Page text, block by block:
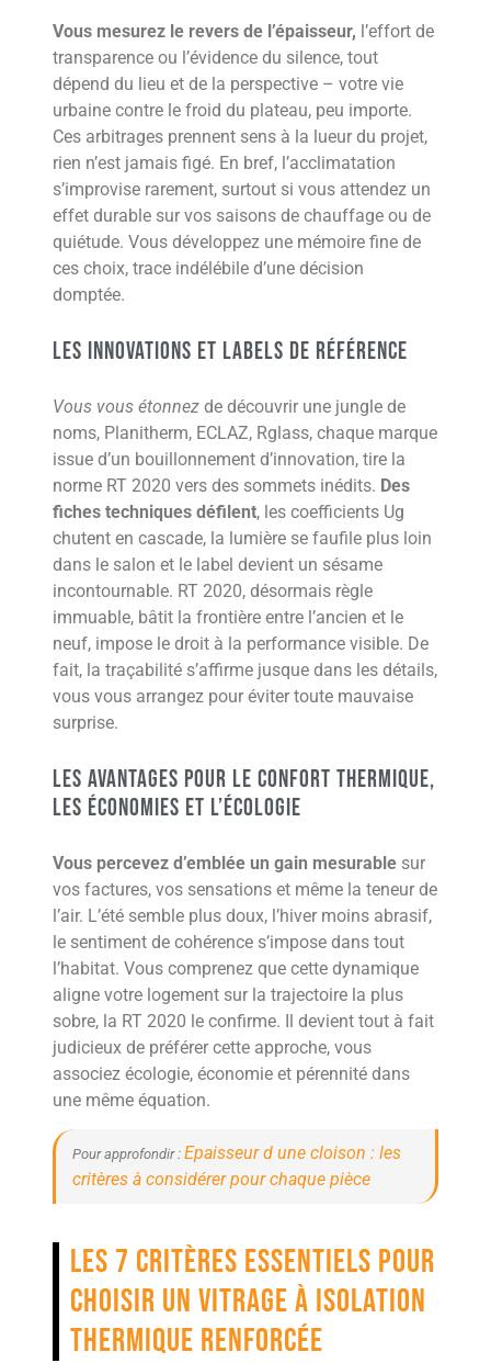
Vous mesurez le revers de l’épaisseur, l’effort de
transparence ou l’évidence du silence, tout
dépend du lieu et de la perspective – votre vie
urbaine contre le froid du plateau, peu importe.
Ces arbitrages prennent sens à la lueur du projet,
rien n’est jamais figé. En bref, l’acclimatation
s’improvise rarement, surtout si vous attendez un
effet durable sur vos saisons de chauffage ou de
quiétude. Vous développez une mémoire fine de
ces choix, trace indélébile d’une décision
domptée.
Les innovations et labels de référence
Vous vous étonnez de découvrir une jungle de
noms, Planitherm, ECLAZ, Rglass, chaque marque
issue d’un bouillonnement d’innovation, tire la
norme RT 2020 vers des sommets inédits. Des
fiches techniques défilent, les coefficients Ug
chutent en cascade, la lumière se faufile plus loin
dans le salon et le label devient un sésame
incontournable. RT 2020, désormais règle
immuable, bâtit la frontière entre l’ancien et le
neuf, impose le droit à la performance visible. De
fait, la traçabilité s’affirme jusque dans les détails,
vous vous arrangez pour éviter toute mauvaise
surprise.
Les avantages pour le confort thermique,
les économies et l’écologie
Vous percevez d’emblée un gain mesurable sur
vos factures, vos sensations et même la teneur de
l’air. L’été semble plus doux, l’hiver moins abrasif,
le sentiment de cohérence s’impose dans tout
l’habitat. Vous comprenez que cette dynamique
aligne votre logement sur la trajectoire la plus
sobre, la RT 2020 le confirme. Il devient tout à fait
judicieux de préférer cette approche, vous
associez écologie, économie et pérennité dans
une même équation.
Pour approfondir : Epaisseur d une cloison : les
critères à considérer pour chaque pièce
Les 7 critères essentiels pour
choisir un vitrage à isolation
thermique renforcée